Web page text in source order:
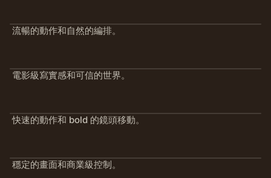
流暢的動作和自然的編排。
電影級寫實感和可信的世界。
快速的動作和 bold 的鏡頭移動。
穩定的畫面和商業級控制。